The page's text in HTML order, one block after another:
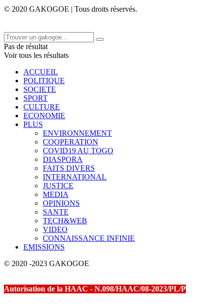
© 2020 GAKOGOE | Tous droits réservés.
Pas de résultat
Voir tous les résultats
ACCUEIL
POLITIQUE
SOCIETE
SPORT
CULTURE
ECONOMIE
PLUS
ENVIRONNEMENT
COOPERATION
COVID19 AU TOGO
DIASPORA
FAITS DIVERS
INTERNATIONAL
JUSTICE
MEDIA
OPINIONS
SANTE
TECH&WEB
VIDEO
CONNAISSANCE INFINIE
EMISSIONS
© 2020 -2023 GAKOGOE
Autorisation de la HAAC - N.098/HAAC/08-2023/PL/P